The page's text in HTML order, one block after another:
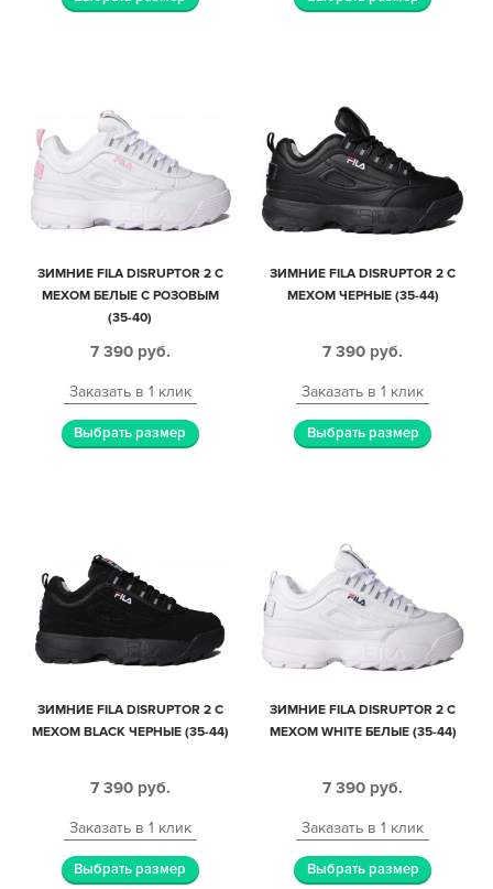
ЗИМНИЕ FILA DISRUPTOR 2 С
МЕХОМ БЕЛЫЕ С РОЗОВЫМ
(35-40)
7 390 руб.
Заказать в 1 клик
Выбрать размер
ЗИМНИЕ FILA DISRUPTOR 2 С
МЕХОМ ЧЕРНЫЕ (35-44)
7 390 руб.
Заказать в 1 клик
Выбрать размер
ЗИМНИЕ FILA DISRUPTOR 2 С
МЕХОМ BLACK ЧЕРНЫЕ (35-44)
7 390 руб.
Заказать в 1 клик
Выбрать размер
ЗИМНИЕ FILA DISRUPTOR 2 С
МЕХОМ WHITE БЕЛЫЕ (35-44)
7 390 руб.
Заказать в 1 клик
Выбрать размер